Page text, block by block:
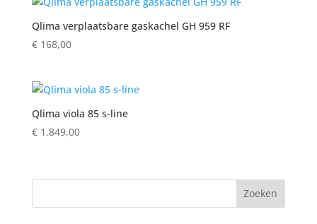
Qlima verplaatsbare gaskachel GH 959 RF
€168,00
Qlima viola 85 s-line
€1.849,00
Zoeken